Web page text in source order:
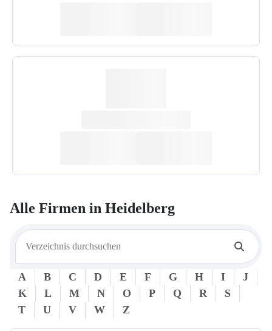
Alle Firmen in Heidelberg
A B C D E F G H I
J
K
L M N O P Q R
S
T
U V W Z